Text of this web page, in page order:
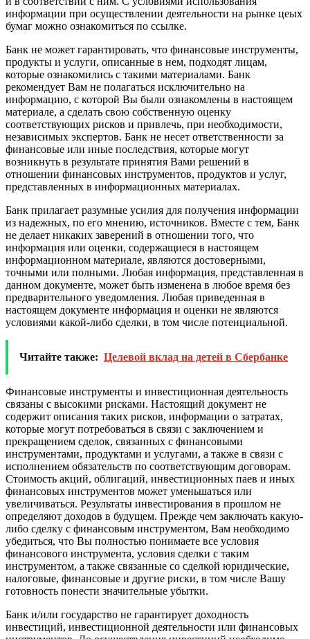
информации при осуществлении деятельности на рынке цеых
бумаг можно ознакомиться по ссылке.
Банк не может гарантировать, что финансовые инструменты,
продукты и услуги, описанные в нем, подходят лицам,
которые ознакомились с такими материалами. Банк
рекомендует Вам не полагаться исключительно на
информацию, с которой Вы были ознакомлены в настоящем
материале, а сделать свою собственную оценку
соответствующих рисков и привлечь, при необходимости,
независимых экспертов. Банк не несет ответственности за
финансовые или иные последствия, которые могут
возникнуть в результате принятия Вами решений в
отношении финансовых инструментов, продуктов и услуг,
представленных в информационных материалах.
Банк прилагает разумные усилия для получения информации
из надежных, по его мнению, источников. Вместе с тем, Банк
не делает никаких заверений в отношении того, что
информация или оценки, содержащиеся в настоящем
информационном материале, являются достоверными,
точными или полными. Любая информация, представленная в
данном документе, может быть изменена в любое время без
предварительного уведомления. Любая приведенная в
настоящем документе информация и оценки не являются
условиями какой-либо сделки, в том числе потенциальной.
Читайте также: Целевой вклад на детей в Сбербанке
Финансовые инструменты и инвестиционная деятельность
связаны с высокими рисками. Настоящий документ не
содержит описания таких рисков, информации о затратах,
которые могут потребоваться в связи с заключением и
прекращением сделок, связанных с финансовыми
инструментами, продуктами и услугами, а также в связи с
исполнением обязательств по соответствующим договорам.
Стоимость акций, облигаций, инвестиционных паев и иных
финансовых инструментов может уменьшаться или
увеличиваться. Результаты инвестирования в прошлом не
определяют доходов в будущем. Прежде чем заключать какую-
либо сделку с финансовым инструментом, Вам необходимо
убедиться, что Вы полностью понимаете все условия
финансового инструмента, условия сделки с таким
инструментом, а также связанные со сделкой юридические,
налоговые, финансовые и другие риски, в том числе Вашу
готовность понести значительные убытки.
Банк и/или государство не гарантирует доходность
инвестиций, инвестиционной деятельности или финансовых